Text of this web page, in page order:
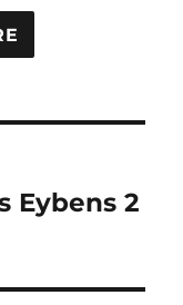
Eybens 2